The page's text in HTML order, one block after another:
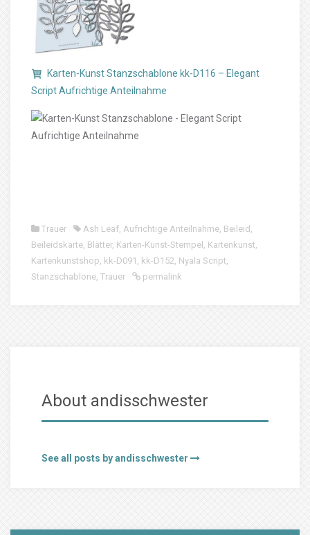
Karten-Kunst Stanzschablone kk-D116 – Elegant
Script Aufrichtige Anteilnahme
Trauer Ash Leaf, Aufrichtige Anteilnahme, Beileid ,
Beileidskarte, Blätter, Karten-Kunst-Stempel , Kartenkunst,
Kartenkunstshop, kk-D091 , kk-D152, Nyala Script,
Stanzschablone, Trauer permalink
About andisschwester
See all posts by andisschwester